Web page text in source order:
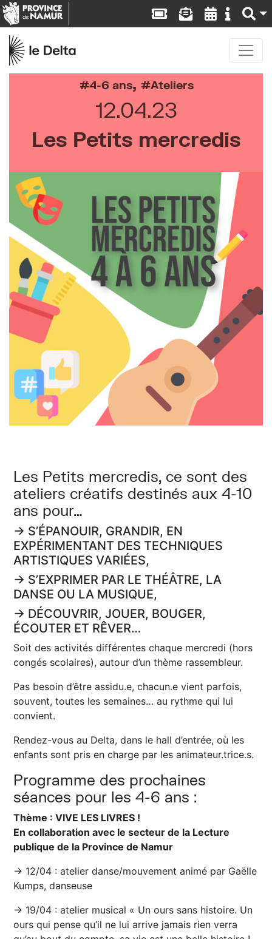
4-6 ans, Ateliers
12.04.23
Les Petits mercredis
Les Petits mercredis, ce sont des
ateliers créatifs destinés aux 4-10
ans pour…
→ S’ÉPANOUIR, GRANDIR, EN
EXPÉRIMENTANT DES TECHNIQUES
ARTISTIQUES VARIÉES,
→ S’EXPRIMER PAR LE THÉÂTRE, LA
DANSE OU LA MUSIQUE,
→ DÉCOUVRIR, JOUER, BOUGER,
ÉCOUTER ET RÊVER…
Soit des activités différentes chaque mercredi (hors
congés scolaires), autour d’un thème rassembleur.
Pas besoin d’être assidu.e, chacun.e vient parfois,
souvent, toutes les semaines… au rythme qui lui
convient.
Rendez-vous au Delta, dans le hall d’entrée, où les
enfants sont pris en charge par les animateur.trice.s.
Programme des prochaines
séances pour les 4-6 ans :
Thème : VIVE LES LIVRES !
En collaboration avec le secteur de la Lecture
publique de la Province de Namur
→ 12/04 : atelier danse/mouvement animé par Gaëlle
Kumps, danseuse
→ 19/04 : atelier musical « Un ours sans histoire. Un
ours qui pense qu’il ne lui arrive jamais rien verra